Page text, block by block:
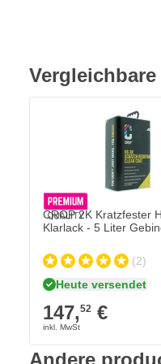
CROP 2K Kratzfester
Klarlack - 5 Liter
(2)
Heute versendet
147,52 €
Andere